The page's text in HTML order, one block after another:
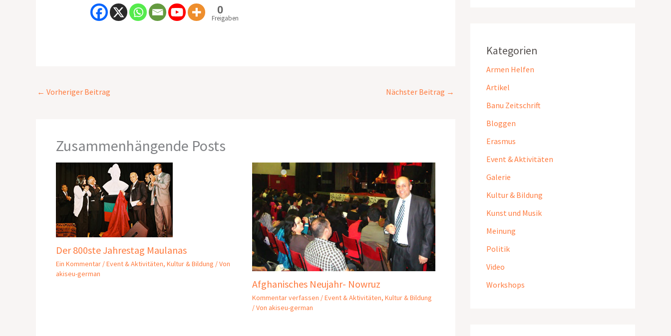
0
Freigaben
← Vorheriger Beitrag Nächster Beitrag →
Zusammenhängende Posts
Der 800ste Jahrestag Maulanas
Ein Kommentar /Event & Aktivitäten, Kultur & Bildung / Von
akiseu-german
Afghanisches Neujahr- Nowruz
Kommentar verfassen /Event & Aktivitäten, Kultur & Bildung
/ Von akiseu-german
Kategorien
Armen Helfen
Artikel
Banu Zeitschrift
Bloggen
Erasmus
Event & Aktivitäten
Galerie
Kultur & Bildung
Kunst und Musik
Meinung
Politik
Video
Workshops